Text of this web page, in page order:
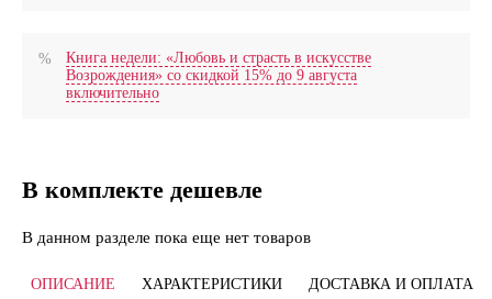
Книга недели: «Любовь и страсть в искусстве
Возрождения» со скидкой 15% до 9 августа
включительно
В комплекте дешевле
В данном разделе пока еще нет товаров
ОПИСАНИЕ ХАРАКТЕРИСТИКИ ДОСТАВКА И ОПЛАТА